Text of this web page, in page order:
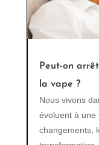
Peut-on
la vape ?
Nous vivons
évoluent à une
changements,